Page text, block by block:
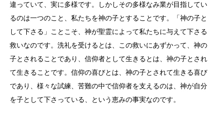
違っていて、実に多様です。しかしその多様なみ業が目指してい
るのは一つのこと、私たちを神の子とすることです。「神の子と
して下さる」ことこそ、神が聖霊によって私たちに与えて下さる
救いなのです。洗礼を受けるとは、この救いにあずかって、神の
子とされることであり、信仰者として生きるとは、神の子とされ
て生きることです。信仰の喜びとは、神の子とされて生きる喜び
であり、様々な試練、苦難の中で信仰者を支えるのは、神が自分
を子として下さっている、という恵みの事実なのです。